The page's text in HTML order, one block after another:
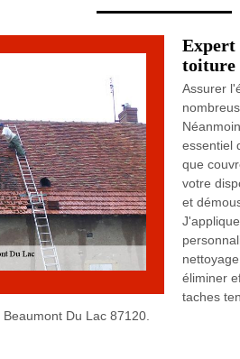
Expert
toiture
Assurer
essentiel
que
votre
et
éliminer
taches
Du Lac 87120.